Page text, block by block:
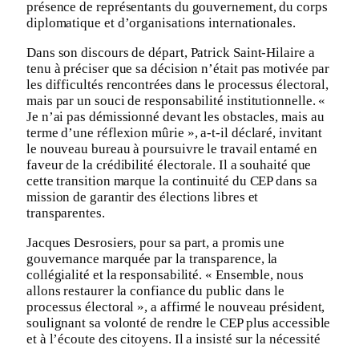
présence de représentants du gouvernement, du corps
diplomatique et d’organisations internationales.
Dans son discours de départ, Patrick Saint-Hilaire a
tenu à préciser que sa décision n’était pas motivée par
les difficultés rencontrées dans le processus électoral,
mais par un souci de responsabilité institutionnelle. «
Je n’ai pas démissionné devant les obstacles, mais au
terme d’une réflexion mûrie », a-t-il déclaré, invitant
le nouveau bureau à poursuivre le travail entamé en
faveur de la crédibilité électorale. Il a souhaité que
cette transition marque la continuité du CEP dans sa
mission de garantir des élections libres et
transparentes.
Jacques Desrosiers, pour sa part, a promis une
gouvernance marquée par la transparence, la
collégialité et la responsabilité. « Ensemble, nous
allons restaurer la confiance du public dans le
processus électoral », a affirmé le nouveau président,
soulignant sa volonté de rendre le CEP plus accessible
et à l’écoute des citoyens. Il a insisté sur la nécessité